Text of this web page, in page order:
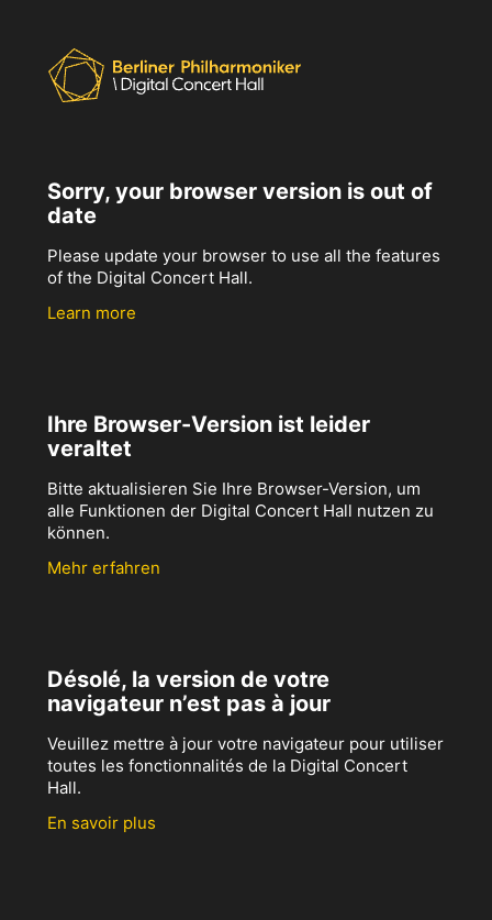
Sorry, your browser version is out of
date
Please update your browser to use all the features
of the Digital Concert Hall.
Learn more
Ihre Browser-Version ist leider
veraltet
Bitte aktualisieren Sie Ihre Browser-Version, um
alle Funktionen der Digital Concert Hall nutzen zu
können.
Mehr erfahren
Désolé, la version de votre
navigateur n’est pas à jour
Veuillez mettre à jour votre navigateur pour utiliser
toutes les fonctionnalités de la Digital Concert
Hall.
En savoir plus